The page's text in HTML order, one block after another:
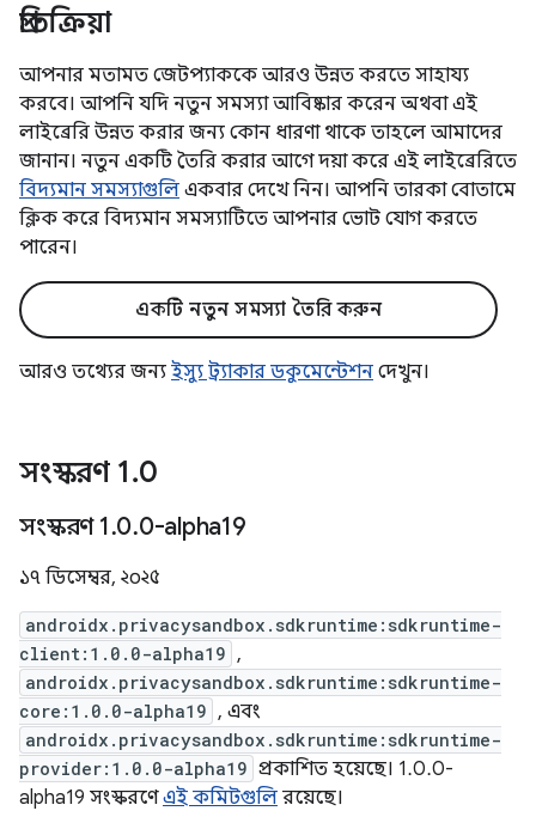
প্রতিক্রিয়া
আপনার মতামত জেটপ্যাককে আরও উন্নত করতে সাহায্য
করবে। আপনি যদি নতুন সমস্যা আবিষ্কার করেন অথবা এই
লাইব্রেরি উন্নত করার জন্য কোন ধারণা থাকে তাহলে আমাদের
জানান। নতুন একটি তৈরি করার আগে দয়া করে এই লাইব্রেরিতে
বিদ্যমান সমস্যাগুলি একবার দেখে নিন। আপনি তারকা বোতামে
ক্লিক করে বিদ্যমান সমস্যাটিতে আপনার ভোট যোগ করতে
পারেন।
একটি নতুন সমস্যা তৈরি করুন
আরও তথ্যের জন্য ইস্যু ট্র্যাকার ডকুমেন্টেশন দেখুন।
সংস্করণ 1.0
সংস্করণ 1.0.0-alpha19
১৭ ডিসেম্বর, ২০২৫
androidx.privacysandbox.sdkruntime:sdkruntime-
client:1.0.0-alpha19 ,
androidx.privacysandbox.sdkruntime:sdkruntime-
core:1.0.0-alpha19 , এবং
androidx.privacysandbox.sdkruntime:sdkruntime-
provider:1.0.0-alpha19 প্রকাশিত হয়েছে। 1.0.0-
alpha19 সংস্করণেএই কমিটগুলি রয়েছে।